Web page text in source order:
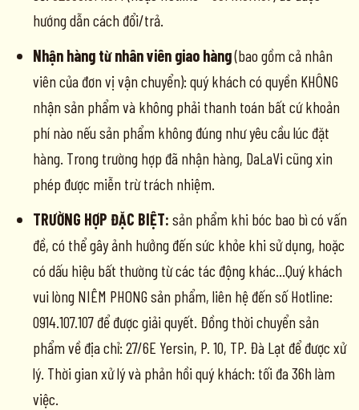
hướng dẫn cách đổi/trả.
Nhận hàng từ nhân viên giao hàng(bao gồm cả nhân
viên của đơn vị vận chuyển): quý khách có quyền KHÔNG
nhận sản phẩm và không phải thanh toán bất cứ khoản
phí nào nếu sản phẩm không đúng như yêu cầu lúc đặt
hàng. Trong trường hợp đã nhận hàng, DaLaVi cũng xin
phép được miễn trừ trách nhiệm.
TRƯỜNG HỢP ĐẶC BIỆT: sản phẩm khi bóc bao bì có vấn
đề, có thể gây ảnh hưởng đến sức khỏe khi sử dụng, hoặc
có dấu hiệu bất thường từ các tác động khác…Quý khách
vui lòng NIÊM PHONG sản phẩm, liên hệ đến số Hotline:
0914.107.107 để được giải quyết. Đồng thời chuyển sản
phẩm về địa chỉ: 27/6E Yersin, P. 10, TP. Đà Lạt để được xử
lý. Thời gian xử lý và phản hồi quý khách: tối đa 36h làm
việc.